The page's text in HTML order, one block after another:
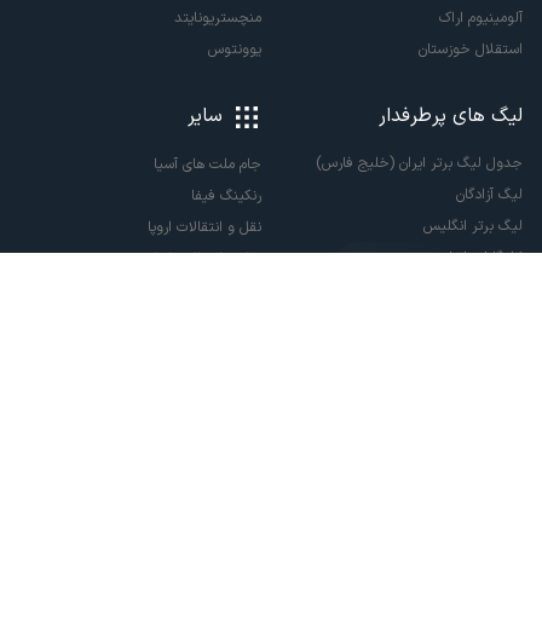
آلومینیوم اراک
استقلال خوزستان
منچستریونایتد
یوونتوس
لیگ های پرطرفدار
جدول لیگ برتر ایران (خلیج فارس)
لیگ آزادگان
لیگ برتر انگلیس
لالیگا اسپانیا
سایر
جام ملت های آسیا
رنکینگ فیفا
نقل و انتقالات اروپا
نقل و انتقالات ایران